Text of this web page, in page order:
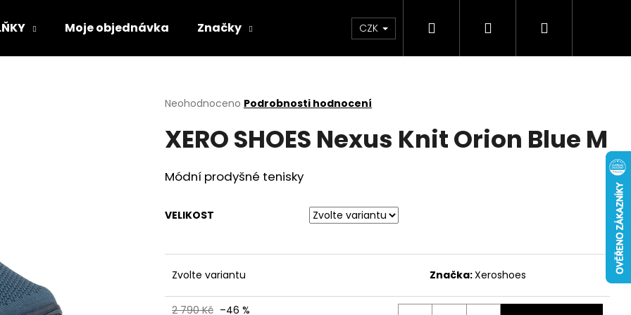
Moje objednávka Značky CZK Hledat PřihlášeníNákupní
Průměrné
produktu
je
z
5
Neohodnoceno Podrobnosti hodnocení
XERO SHOES Nexus Knit Orion Blue M
Módní prodyšné tenisky
VELIKOST
Zvolte variantu Značka:Xeroshoes
2 790 Kč –46 %
HLEDAT
BAREFOOT S PAMĚŤOVOU SUEDE (VELOUR) NUBUCK SPRAY 200